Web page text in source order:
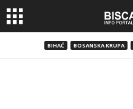
BIHAĆ BOSANSKA KRUPA